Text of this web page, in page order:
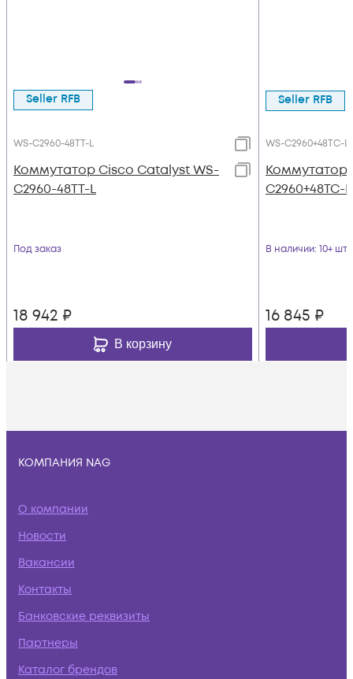
Seller RFB
WS-C2960-48TT-L
Коммутатор Cisco Catalyst WS-
C2960-48TT-L
Под заказ
18 942 ₽
В корзину
Seller RFB
WS-C2960+48TC-L
Коммутатор
C2960+48TC-L
В наличии: 10+ шт
16 845 ₽
КОМПАНИЯ NAG
О компании
Новости
Вакансии
Контакты
Банковские реквизиты
Партнеры
Каталог брендов